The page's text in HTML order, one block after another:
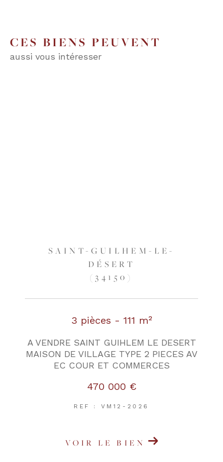
CES BIENS PEUVENT
aussi vous intéresser
SAINT-GUILHEM-LE-
DÉSERT
(34150)
3 pièces - 111 m²
A VENDRE SAINT GUIHLEM LE DESERT
MAISON DE VILLAGE TYPE 2 PIECES AV
EC COUR ET COMMERCES
470 000 €
REF : VM12-2026
VOIR LE BIEN